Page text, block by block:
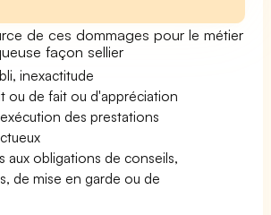
de ces dommages pour le métier
façon sellier
inexactitude
ou de fait ou d'appréciation
des prestations
aux obligations de conseils,
de mise en garde ou de